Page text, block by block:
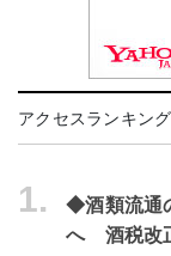
アクセスランキング
1.
◆酒類流通
へ 酒税改